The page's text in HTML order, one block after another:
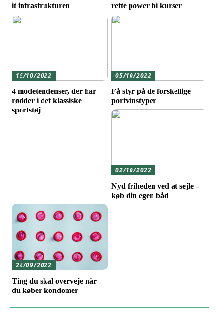
it infrastrukturen
rette power bi kurser
15/10/2022
4 modetendenser, der har
rødder i det klassiske
sportstøj
05/10/2022
Få styr på de forskellige
portvinstyper
02/10/2022
Nyd friheden ved at sejle –
køb din egen båd
24/09/2022
Ting du skal overveje når
du køber kondomer